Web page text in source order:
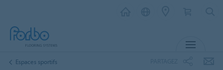
Espaces sportifs